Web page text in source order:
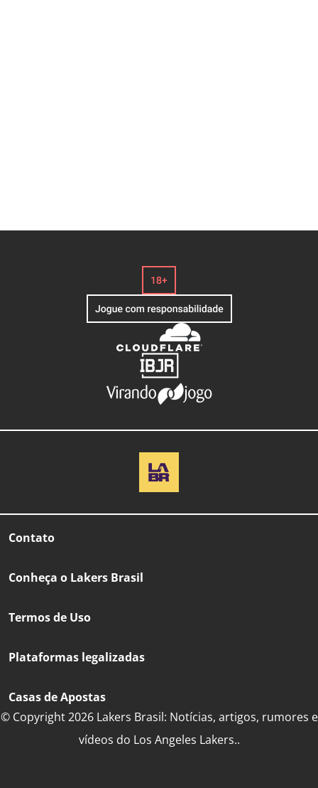
Contato
Conheça o Lakers Brasil
Termos de Uso
Plataformas legalizadas
Casas de Apostas
© Copyright 2026 Lakers Brasil: Notícias, artigos, rumores e
vídeos do Los Angeles Lakers..